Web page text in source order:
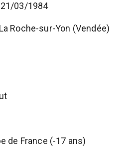
21/03/1984
La Roche-sur-Yon (Vendée)
de France (-17 ans)